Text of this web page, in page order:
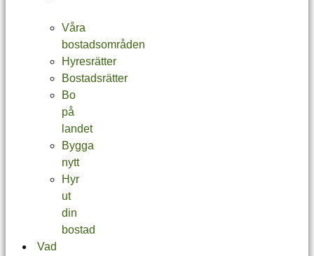
Våra
bostadsområden
Hyresrätter
Bostadsrätter
Bo
på
landet
Bygga
nytt
Hyr
ut
din
bostad
Vad